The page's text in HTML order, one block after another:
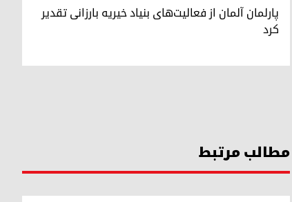
پارلمان آلمان از فعالیت‌های بنیاد خیریه بارزانی تقدیر
کرد
مطالب مرتبط